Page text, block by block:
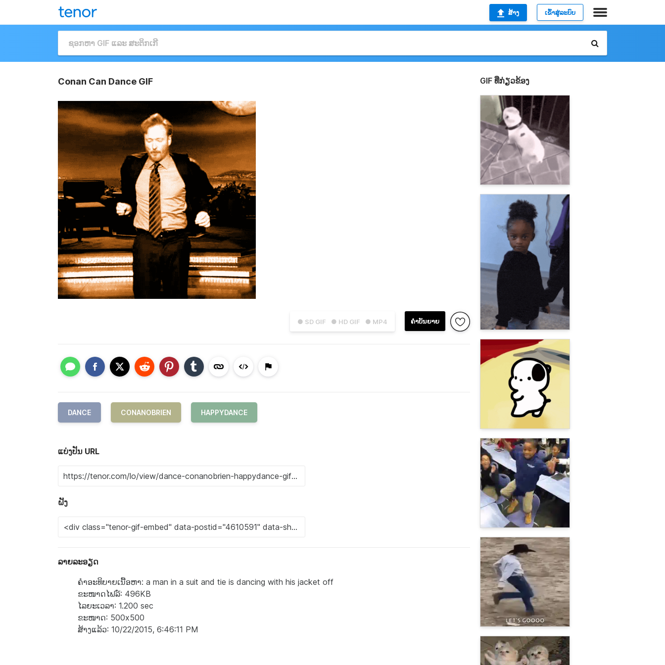
ສ້າງ ເຂົ້າສູ່ລະບົບ
Conan Can Dance GIF
● SD GIF ● HD GIF ● MP4 ຄຳບັນຍາຍ
DANCE CONANOBRIEN HAPPYDANCE
ແບ່ງປັນ URL
ຝັງ
ລາຍລະອຽດ
ຄຳອະທິບາຍເນື້ອຫາ: a man in a suit and tie is dancing with his jacket off
ຂະໜາດໄຟລ໌: 496KB
ໄລຍະເວລາ: 1.200 sec
ຂະໜາດ: 500x500
ສ້າງແລ້ວ: 10/22/2015, 6:46:11 PM
GIF ທີ່ກ່ຽວຂ້ອງ